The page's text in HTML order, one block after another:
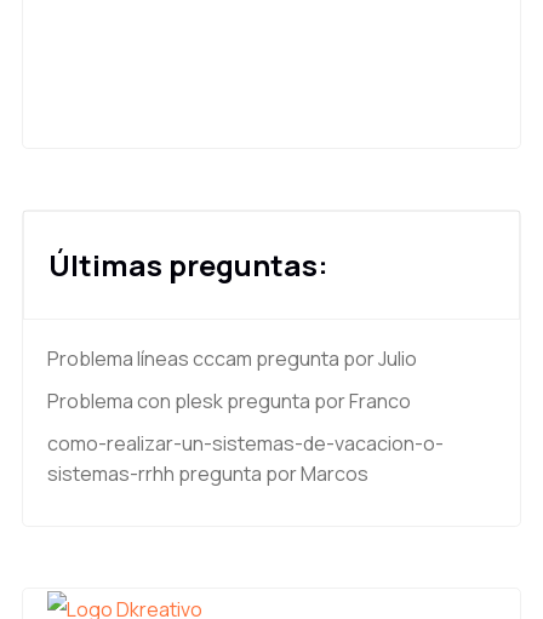
Últimas preguntas:
Problema líneas cccam pregunta por Julio
Problema con pleskpregunta por Franco
como-realizar-un-sistemas-de-vacacion-o-
sistemas-rrhh pregunta por Marcos